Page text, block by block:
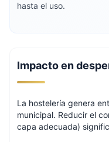
hasta el uso.
Impacto en
La hostelería genera
municipal. Reducir el
capa adecuada)